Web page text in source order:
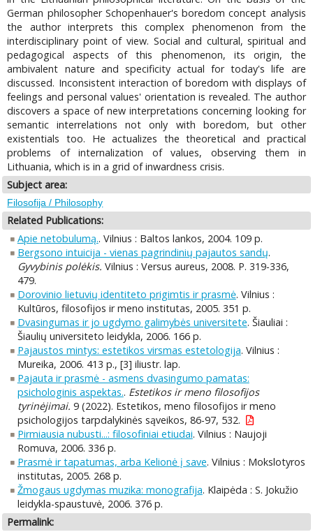
German philosopher Schopenhauer's boredom concept analysis
the author interprets this complex phenomenon from the
interdisciplinary point of view. Social and cultural, spiritual and
pedagogical aspects of this phenomenon, its origin, the
ambivalent nature and specificity actual for today's life are
discussed. Inconsistent interaction of boredom with displays of
feelings and personal values' orientation is revealed. The author
discovers a space of new interpretations concerning looking for
semantic interrelations not only with boredom, but other
existentials too. He actualizes the theoretical and practical
problems of internalization of values, observing them in
Lithuania, which is in a grid of inwardness crisis.
Subject area:
Filosofija / Philosophy
Related Publications:
Apie netobulumą.. Vilnius : Baltos lankos, 2004. 109 p.
Bergsono intuicija - vienas pagrindinių pajautos sandų.
Gyvybinis polėkis. Vilnius : Versus aureus, 2008. P. 319-336,
479.
Dorovinio lietuvių identiteto prigimtis ir prasmė. Vilnius :
Kultūros, filosofijos ir meno institutas, 2005. 351 p.
Dvasingumas ir jo ugdymo galimybės universitete. Šiauliai :
Šiaulių universiteto leidykla, 2006. 166 p.
Pajaustos mintys: estetikos virsmas estetologija. Vilnius :
Mureika, 2006. 413 p., [3] iliustr. lap.
Pajauta ir prasmė - asmens dvasingumo pamatas:
psichologinis aspektas.. Estetikos ir meno filosofijos
tyrinėjimai. 9 (2022). Estetikos, meno filosofijos ir meno
psichologijos tarpdalykinės sąveikos, 86-97, 532.
Pirmiausia nubusti...: filosofiniai etiudai. Vilnius : Naujoji
Romuva, 2006. 336 p.
Prasmė ir tapatumas, arba Kelionė į save. Vilnius : Mokslotyros
institutas, 2005. 268 p.
Žmogaus ugdymas muzika: monografija. Klaipėda : S. Jokužio
leidykla-spaustuvė, 2006. 376 p.
Permalink: